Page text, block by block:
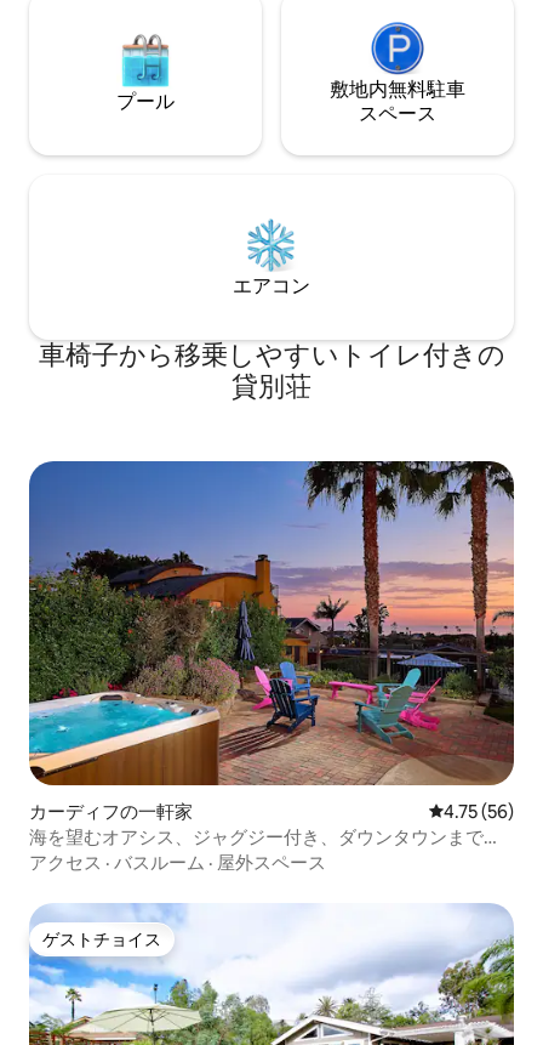
面電車まで歩いて行きましたが、歩いて
運動する人でない限り、おそらく車が必
要になるでしょう。 レンタルできる自転
車がたくさんありますが、家に戻るには
みに頼ること選ぶ方もいらっしゃいます
る場合は、午前10時のチェックアウト後
に荷物をお預かりします。 私たちは丘陵
地帯の住宅地にあり、お店、レストラ
ン、バス/トロリーの停留所は約2マイル
最も柔軟に対応できます。 Uberを選択さ
れる場合は、食料品やお持ち帰りの食事
を注文して配達してもらうことができま
プール
敷地内無料駐⁠車
ス⁠ペ⁠ー⁠ス
エアコン
車椅子から移乗しやすいトイレ付きの
貸別荘
カーディフの一軒家 レビュー56
4.75 (56)
海を望むオアシス、ジャグジー付き、ダウンタウンまで徒
歩
アクセス · バスルーム · 屋外スペース
ゲストチョイス
ゲストチョイス